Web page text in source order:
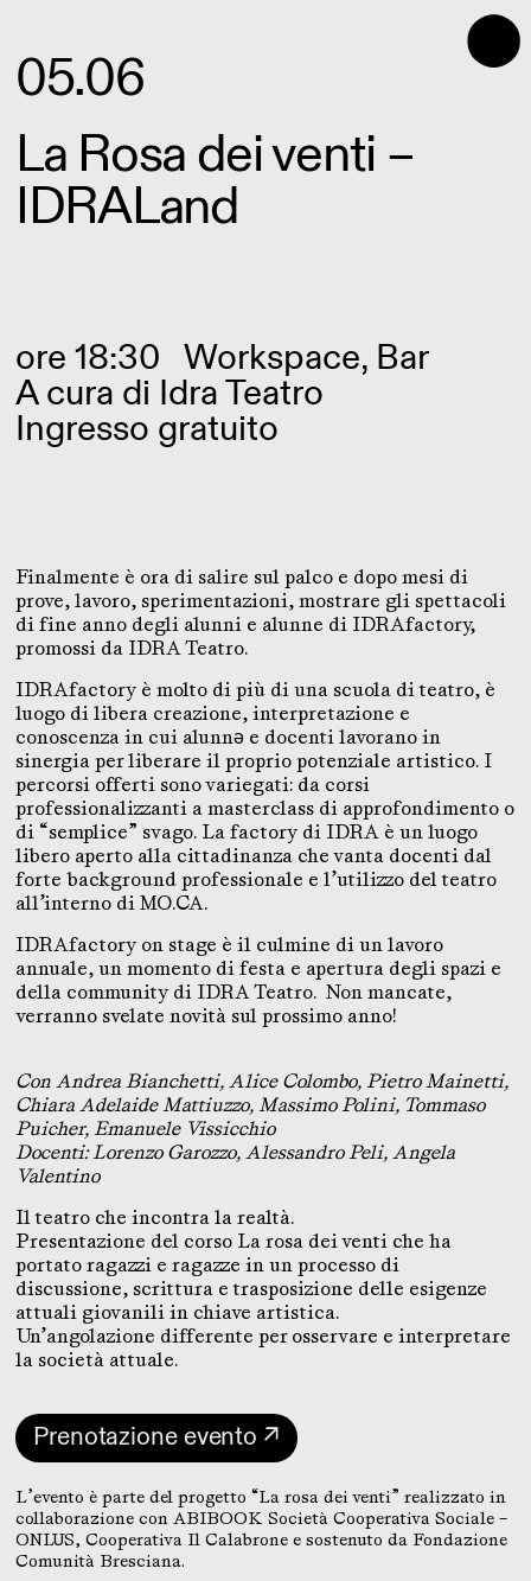
⬤
05.06
La Rosa dei venti –
IDRALand
ore 18:30 Workspace, Bar
A cura di Idra Teatro
Ingresso gratuito
Finalmente è ora di salire sul palco e dopo mesi di
prove, lavoro, sperimentazioni, mostrare gli spettacoli
di fine anno degli alunni e alunne di IDRAfactory,
promossi da IDRA Teatro.
IDRAfactory è molto di più di una scuola di teatro, è
luogo di libera creazione, interpretazione e
conoscenza in cui alunnə e docenti lavorano in
sinergia per liberare il proprio potenziale artistico. I
percorsi offerti sono variegati: da corsi
professionalizzanti a masterclass di approfondimento o
di “semplice” svago. La factory di IDRA è un luogo
libero aperto alla cittadinanza che vanta docenti dal
forte background professionale e l’utilizzo del teatro
all’interno di MO.CA.
IDRAfactory on stage è il culmine di un lavoro
annuale, un momento di festa e apertura degli spazi e
della community di IDRA Teatro. Non mancate,
verranno svelate novità sul prossimo anno!
Con Andrea Bianchetti, Alice Colombo, Pietro Mainetti,
Chiara Adelaide Mattiuzzo, Massimo Polini, Tommaso
Puicher, Emanuele Vissicchio
Docenti: Lorenzo Garozzo, Alessandro Peli, Angela
Valentino
Il teatro che incontra la realtà.
Presentazione del corso La rosa dei venti che ha
portato ragazzi e ragazze in un processo di
discussione, scrittura e trasposizione delle esigenze
attuali giovanili in chiave artistica.
Un’angolazione differente per osservare e interpretare
la società attuale.
Prenotazione evento ↗
L’evento è parte del progetto “La rosa dei venti” realizzato in
collaborazione con ABIBOOK Società Cooperativa Sociale –
ONLUS, Cooperativa Il Calabrone e sostenuto da Fondazione
Comunità Bresciana.